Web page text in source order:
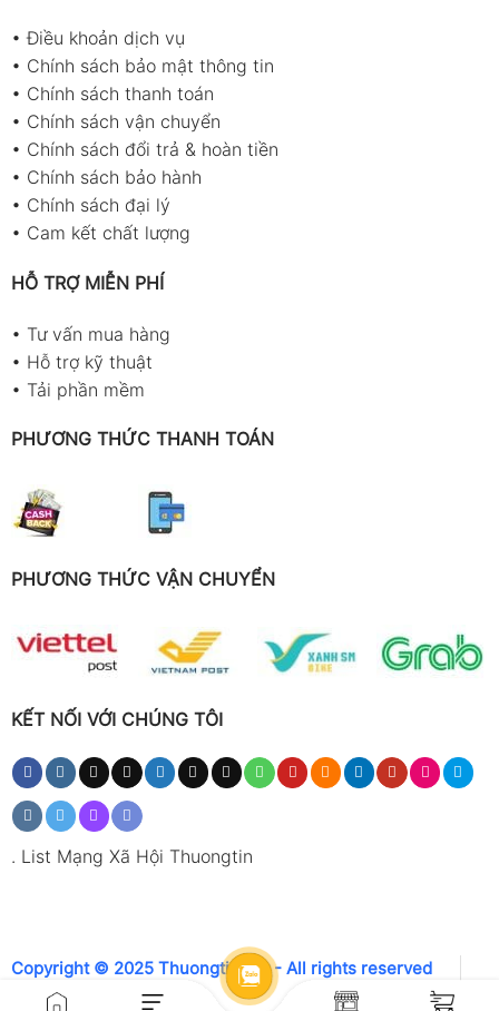
•Điều khoản dịch vụ
• Chính sách bảo mật thông tin
• Chính sách thanh toán
• Chính sách vận chuyển
• Chính sách đổi trả & hoàn tiền
• Chính sách bảo hành
• Chính sách đại lý
• Cam kết chất lượng
HỖ TRỢ MIỄN PHÍ
• Tư vấn mua hàng
• Hỗ trợ kỹ thuật
• Tải phần mềm
PHƯƠNG THỨC THANH TOÁN
PHƯƠNG THỨC VẬN CHUYỂN
KẾT NỐI VỚI CHÚNG TÔI
. List Mạng Xã Hội Thuongtin
Copyright © 2025 Thuongtin.net - All rights reserved